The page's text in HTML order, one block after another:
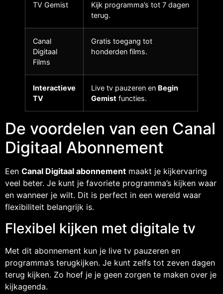
TV Gemist
Kijk programma’s tot 7 dagen
terug.
Canal
Digitaal
Films
Gratis toegang tot
honderden films.
Interactieve
TV
Live tv pauzeren en Begin
Gemist functies.
De voordelen van een Canal
Digitaal Abonnement
Een Canal Digitaal abonnement maakt je kijkervaring
veel beter. Je kunt je favoriete programma’s kijken waar
en wanneer je wilt. Dit is perfect in een wereld waar
flexibiliteit belangrijk is.
Flexibel kijken met digitale tv
Met dit abonnement kun je live tv pauzeren en
programma’s terugkijken. Je kunt zelfs tot zeven dagen
terug kijken. Zo hoef je je geen zorgen te maken over je
kijkagenda.